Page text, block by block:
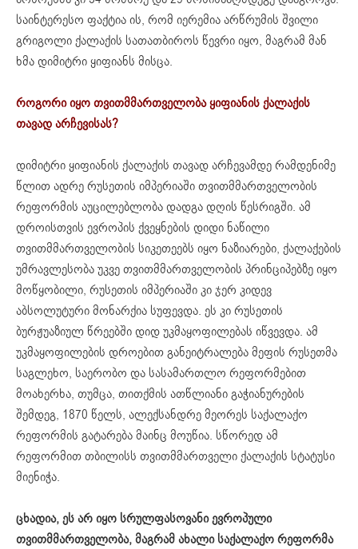
საინტერესო ფაქტია ის, რომ იერემია არწრუმის შვილი
გრიგოლი ქალაქის სათათბიროს წევრი იყო, მაგრამ მან
ხმა დიმიტრი ყიფიანს მისცა.
როგორი იყო თვითმმართველობა ყიფიანის ქალაქის
თავად არჩევისას?
დიმიტრი ყიფიანის ქალაქის თავად არჩევამდე რამდენიმე
წლით ადრე რუსეთის იმპერიაში თვითმმართველობის
რეფორმის აუცილებლობა დადგა დღის წესრიგში. ამ
დროისთვის ევროპის ქვეყნების დიდი ნაწილი
თვითმმართველობის სიკეთეებს იყო ნაზიარები, ქალაქების
უმრავლესობა უკვე თვითმმართველობის პრინციპებზე იყო
მოწყობილი, რუსეთის იმპერიაში კი ჯერ კიდევ
აბსოლუტური მონარქია სუფევდა. ეს კი რუსეთის
ბურჟუაზიულ წრეებში დიდ უკმაყოფილებას იწვევდა. ამ
უკმაყოფილების დროებით განეიტრალება მეფის რუსეთმა
საგლეხო, საერობო და სასამართლო რეფორმებით
მოახერხა, თუმცა, თითქმის ათწლიანი გაჭიანურების
შემდეგ, 1870 წელს, ალექსანდრე მეორეს საქალაქო
რეფორმის გატარება მაინც მოუწია. სწორედ ამ
რეფორმით თბილისს თვითმმართველი ქალაქის სტატუსი
მიენიჭა.
ცხადია, ეს არ იყო სრულფასოვანი ევროპული
თვითმმართველობა, მაგრამ ახალი საქალაქო რეფორმა